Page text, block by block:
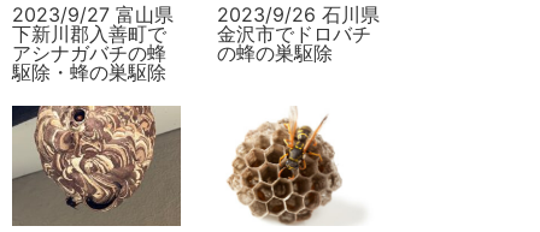
2023/9/27 富山県
下新川郡入善町で
アシナガバチの蜂
駆除・蜂の巣駆除
2023/9/26 石川県
金沢市でドロバチ
の蜂の巣駆除